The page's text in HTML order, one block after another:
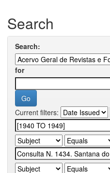
Search
Search:
for
Current filters: